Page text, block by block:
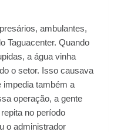
ambulantes,
Taguacenter. Quando
a água vinha
o setor. Isso causava
impedia também a
operação, a gente
no período
o administrador